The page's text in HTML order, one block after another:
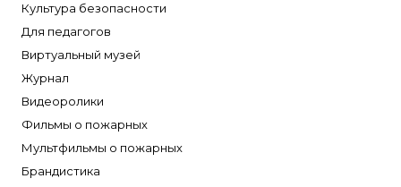
Культура безопасности
Для педагогов
Виртуальный музей
Журнал
Видеоролики
Фильмы о пожарных
Мультфильмы о пожарных
Брандистика